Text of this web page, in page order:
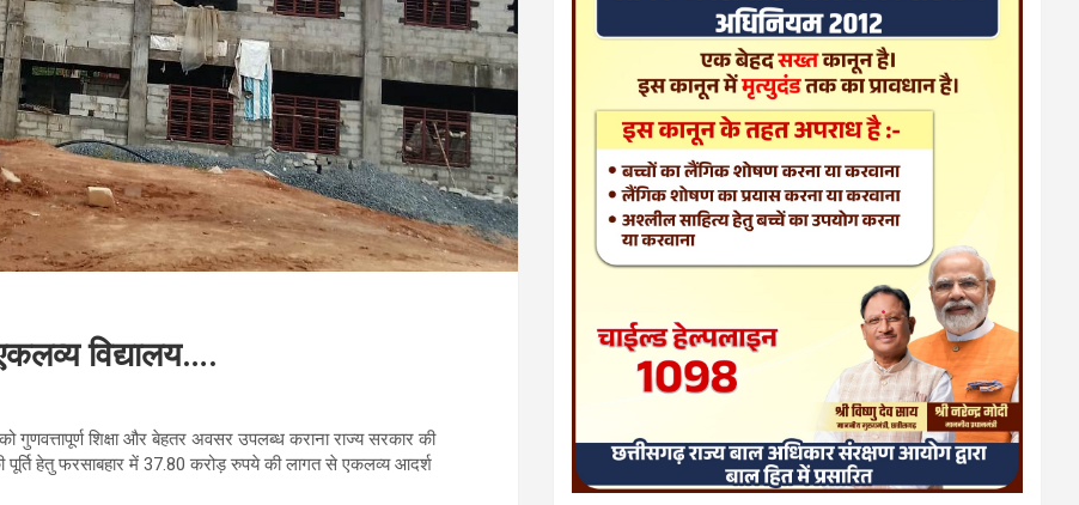
विद्यालय….
गुणवत्तापूर्ण शिक्षा और बेहतर अवसर उपलब्ध कराना राज्य सरकार की
पूर्ति हेतु फरसाबहार में 37.80 करोड़ रुपये की लागत से एकलव्य आदर्श